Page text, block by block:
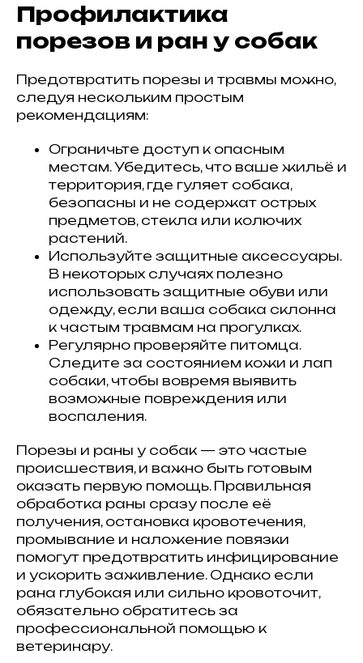
Профилактика
порезов и ран у собак
Предотвратить порезы и травмы можно,
следуя нескольким простым
рекомендациям:
Ограничьте доступ к опасным
местам. Убедитесь, что ваше жильё и
территория, где гуляет собака,
безопасны и не содержат острых
предметов, стекла или колючих
растений.
Используйте защитные аксессуары.
В некоторых случаях полезно
использовать защитные обуви или
одежду, если ваша собака склонна
к частым травмам на прогулках.
Регулярно проверяйте питомца.
Следите за состоянием кожи и лап
собаки, чтобы вовремя выявить
возможные повреждения или
воспаления.
Порезы и раны у собак — это частые
происшествия, и важно быть готовым
оказать первую помощь. Правильная
обработка раны сразу после её
получения, остановка кровотечения,
промывание и наложение повязки
помогут предотвратить инфицирование
и ускорить заживление. Однако если
рана глубокая или сильно кровоточит,
обязательно обратитесь за
профессиональной помощью к
ветеринару.